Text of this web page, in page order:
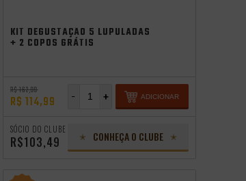
KIT DEGUSTAÇÃO 5 LUPULADAS
+ 2 COPOS GRÁTIS
R$ 162,99
R$ 114,99 +
- ADICIONAR
SÓCIO DO CLUBE
R$103,49 CONHEÇA O CLUBE